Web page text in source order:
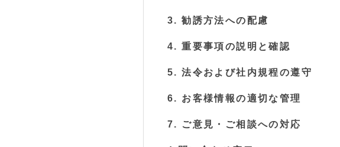
3. 勧誘方法への配慮
4. 重要事項の説明と確認
5. 法令および社内規程の遵守
6. お客様情報の適切な管理
7. ご意見・ご相談への対応